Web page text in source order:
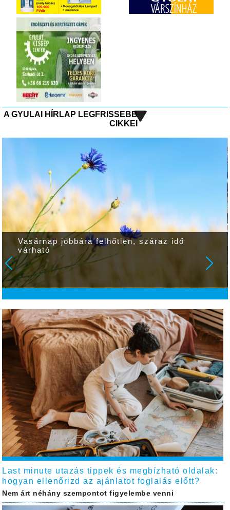
A GYULAI HÍRLAP LEGFRISSEBB
CIKKEI
Vasárnap jobbára felhőtlen, száraz idő
várható
Last minute utazás tippek és megbízható oldalak:
hogyan ellenőrizd az ajánlatot foglalás előtt?
Nem árt néhány szempontot figyelembe venni